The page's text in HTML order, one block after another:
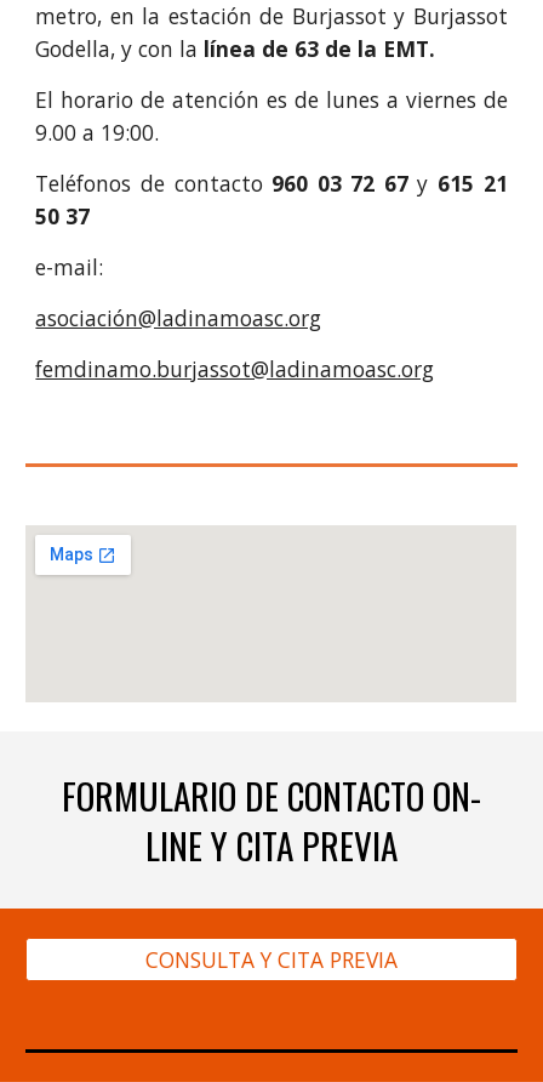
metro, en la estación de Burjassot y Burjassot
Godella, y con la línea de 63 de la EMT.
El horario de atención es de lunes a viernes de
9.00 a 19:00.
Teléfonos de contacto 960 03 72 67y 615 21
50 37
e-mail:
asociación@ladinamoasc.org
femdinamo.burjassot@ladinamoasc.org
FORMULARIO DE CONTACTO ON-
LINE Y CITA PREVIA
CONSULTA Y CITA PREVIA